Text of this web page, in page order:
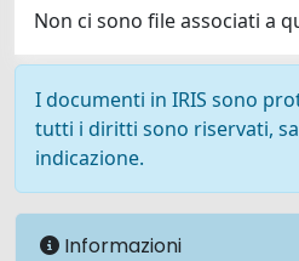
Non ci sono file associati a
I documenti in IRIS sono
tutti i diritti sono riservati,
indicazione.
Informazioni